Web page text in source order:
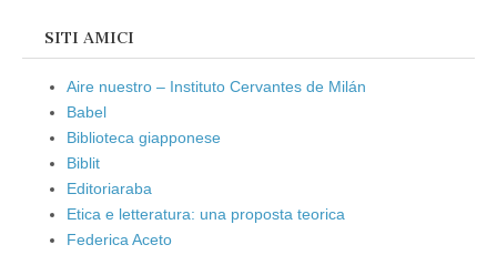
SITI AMICI
Aire nuestro – Instituto Cervantes de Milán
Babel
Biblioteca giapponese
Biblit
Editoriaraba
Etica e letteratura: una proposta teorica
Federica Aceto